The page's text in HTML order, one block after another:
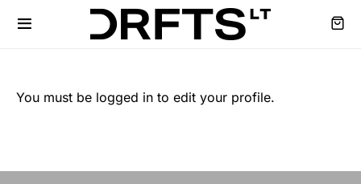
You must be logged in to edit your profile.